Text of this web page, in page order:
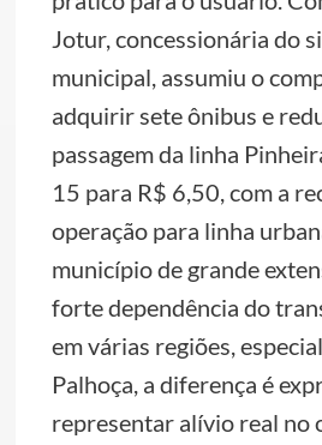
Jotur, concessionária do
municipal, assumiu o
adquirir sete ônibus e
passagem da linha
15 para R$ 6,50, com a
operação para linha
município de grande
forte dependência do
em várias regiões,
Palhoça, a diferença é
representar alívio real no